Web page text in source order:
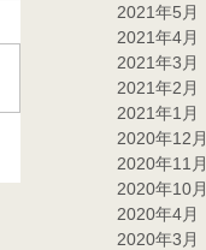
2021年5月
2021年4月
2021年3月
2021年2月
2021年1月
2020年12月
2020年11月
2020年10月
2020年4月
2020年3月